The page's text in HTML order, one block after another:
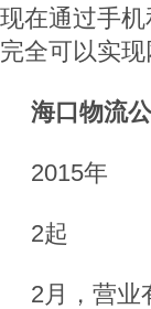
现在通过手
完全可以实
海口物流
2015年
2起
2月，营业